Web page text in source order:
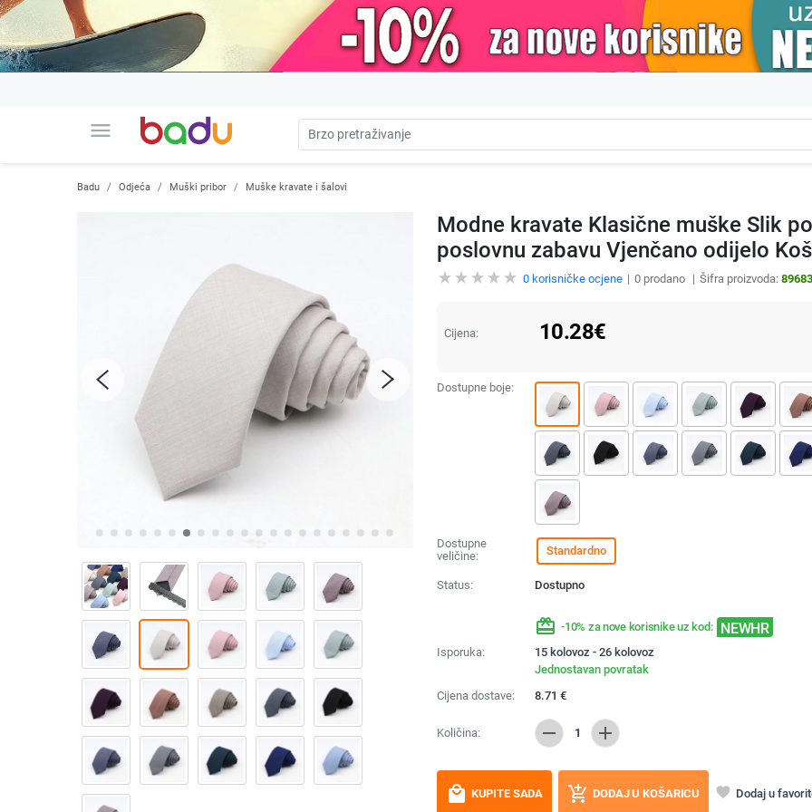
menu
Badu Odjeća Muški pribor Muške kravate i šalovi
Modne kravate Klasične muške Slik
poslovnu zabavu Vjenčano odijelo
0korisničke ocjene 0prodano Šifra proizvoda:
Cijena: 10.28€
Dostupne boje:
Dostupne
veličine:
Standardno
Status: Dostupno
redeem -10% za nove korisnike uz kod: NEWHR
Isporuka:
15 kolovoz - 26 kolovoz
Jednostavan povratak
Cijena dostave:
8.71 €
Količina: remove 1 add
local_mall KUPITE SADA add_shopping_cart DODAJ U KOŠARICU favorite Dodaj u